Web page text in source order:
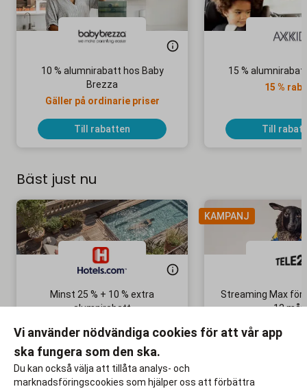
10 % alumnirabatt hos Baby
Brezza
Gäller på ordinarie priser
Till rabatten
15 %
15 %
Till
Bäst just nu
Minst 25 % + 10 % extra
alumnirabatt
Boka din nästa semester!
Till rabatten
KAMPANJ
Streaming Max för
12 mån
Ingen
Vi använder nödvändiga cookies för att vår app
ska fungera som den ska.
Du kan också välja att tillåta analys- och
marknadsföringscookies som hjälper oss att förbättra